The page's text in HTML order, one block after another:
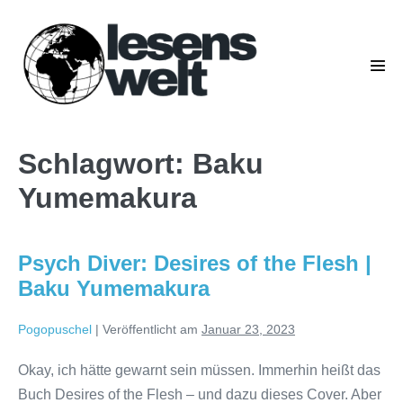
Inhalt
springen
Schlagwort: Baku
Yumemakura
Psych Diver: Desires of the Flesh |
Baku Yumemakura
Pogopuschel | Veröffentlicht am Januar 23, 2023
Okay, ich hätte gewarnt sein müssen. Immerhin heißt das
Buch Desires of the Flesh – und dazu dieses Cover. Aber